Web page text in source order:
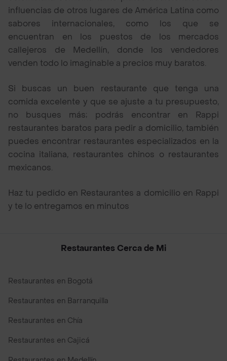
influencias de otros lugares de América Latina como
sabores internacionales, como los que se
encuentran en los puestos de los mercados
callejeros de Medellín, donde los vendedores
venden todo lo imaginable a precios muy baratos.
Si buscas un buen restaurante que tenga una
comida excelente y que se ajuste a tu presupuesto,
no busques más; podrás encontrar en Rappi
restaurantes baratos para pedir a domicilio, también
puedes encontrar restaurantes especializados en la
cocina italiana, restaurantes chinos o restaurantes
mexicanos.
Haz tu pedido en Restaurantes a domicilio en Rappi
y te lo entregamos en minutos
Restaurantes Cerca de Mi
Restaurantes en Bogotá
Restaurantes en Barranquilla
Restaurantes en Chía
Restaurantes en Cajicá